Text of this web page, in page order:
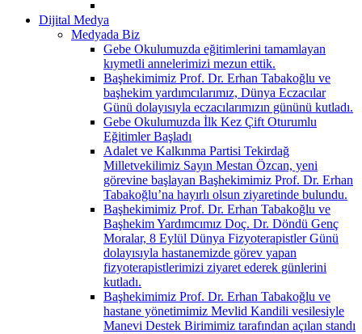
Dijital Medya
Medyada Biz
Gebe Okulumuzda eğitimlerini tamamlayan
kıymetli annelerimizi mezun ettik.
Başhekimimiz Prof. Dr. Erhan Tabakoğlu ve
başhekim yardımcılarımız, Dünya Eczacılar
Günü dolayısıyla eczacılarımızın gününü kutladı.
Gebe Okulumuzda İlk Kez Çift Oturumlu
Eğitimler Başladı
Adalet ve Kalkınma Partisi Tekirdağ
Milletvekilimiz Sayın Mestan Özcan, yeni
görevine başlayan Başhekimimiz Prof. Dr. Erhan
Tabakoğlu’na hayırlı olsun ziyaretinde bulundu.
Başhekimimiz Prof. Dr. Erhan Tabakoğlu ve
Başhekim Yardımcımız Doç. Dr. Döndü Genç
Moralar, 8 Eylül Dünya Fizyoterapistler Günü
dolayısıyla hastanemizde görev yapan
fizyoterapistlerimizi ziyaret ederek günlerini
kutladı.
Başhekimimiz Prof. Dr. Erhan Tabakoğlu ve
hastane yönetimimiz Mevlid Kandili vesilesiyle
Manevi Destek Birimimiz tarafından açılan standı